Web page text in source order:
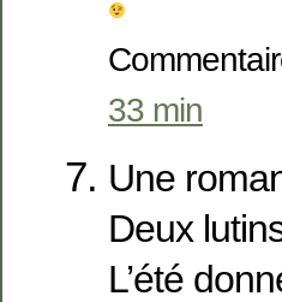
33 min
Une
Deux
L’été